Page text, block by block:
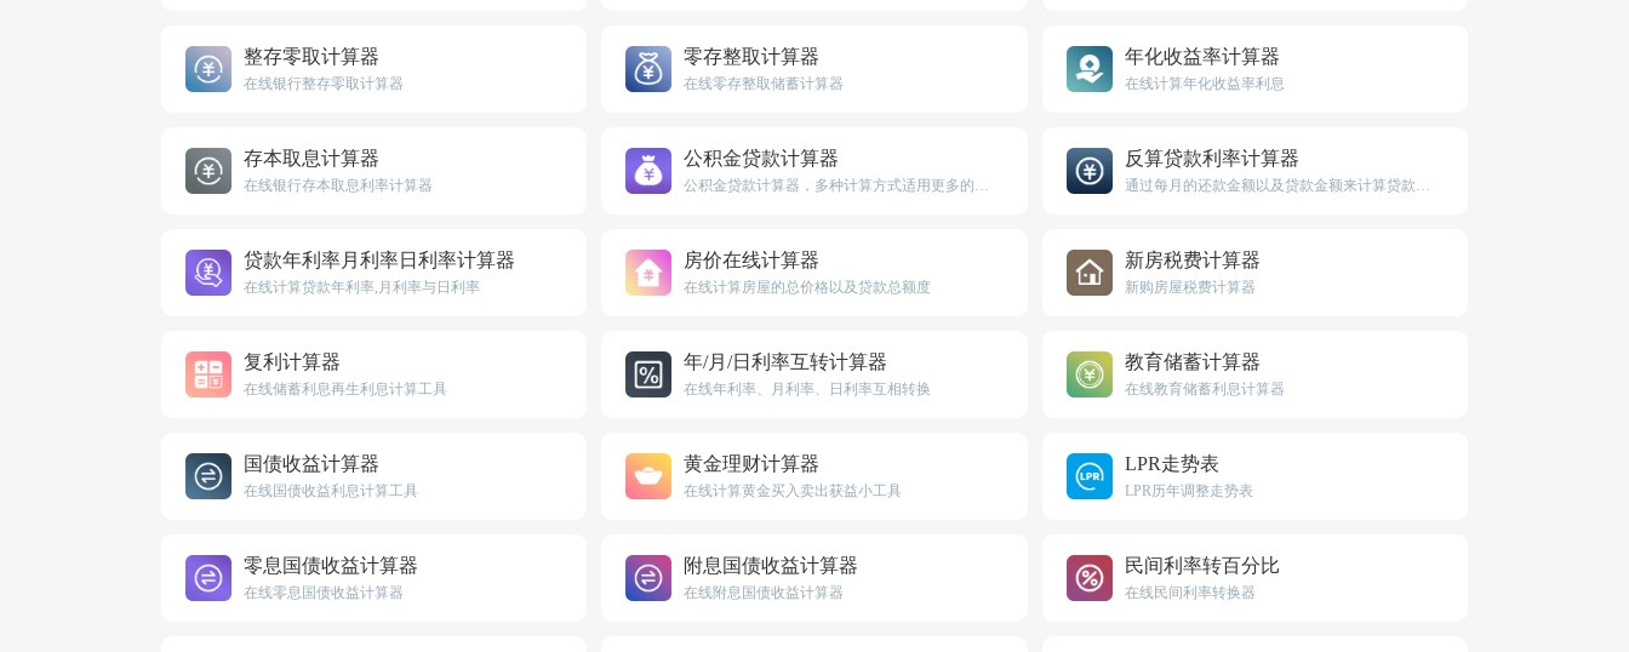
整存零取计算器
在线银行整存零取计算器
零存整取计算器
在线零存整取储蓄计算器
年化收益率计算器
在线计算年化收益率利息
存本取息计算器
在线银行存本取息利率计算器
公积金贷款计算器
公积金贷款计算器，多种计算方式适用更多的场景。
反算贷款利率计算器
通过每月的还款金额以及贷款金额来计算贷款利率
贷款年利率月利率日利率计算器
在线计算贷款年利率,月利率与日利率
房价在线计算器
在线计算房屋的总价格以及贷款总额度
新房税费计算器
新购房屋税费计算器
复利计算器
在线储蓄利息再生利息计算工具
年/月/日利率互转计算器
在线年利率、月利率、日利率互相转换
教育储蓄计算器
在线教育储蓄利息计算器
国债收益计算器
在线国债收益利息计算工具
黄金理财计算器
在线计算黄金买入卖出获益小工具
LPR走势表
LPR历年调整走势表
零息国债收益计算器
在线零息国债收益计算器
附息国债收益计算器
在线附息国债收益计算器
民间利率转百分比
在线民间利率转换器